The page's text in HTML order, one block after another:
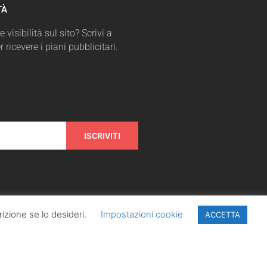
visibilità sul sito? Scrivi a
ricevere i piani pubblicitari.
ISCRIVITI
se lo desideri. Impostazioni cookie ACCETTA